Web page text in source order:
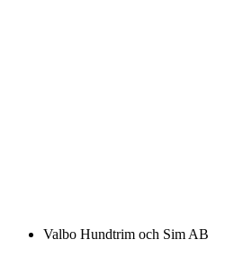
Valbo Hundtrim och Sim AB